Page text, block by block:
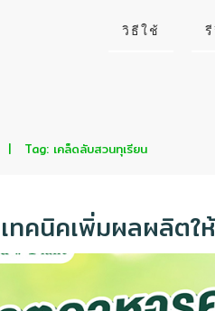
วิธีใช้
| Tag: เคล็ดลับสวนทุเรียน
ทคนิคเพิ่มผลผลิตใ